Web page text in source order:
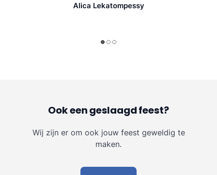
Alica Lekatompessy
Ook een geslaagd feest?
Wij zijn er om ook jouw feest geweldig te
maken.